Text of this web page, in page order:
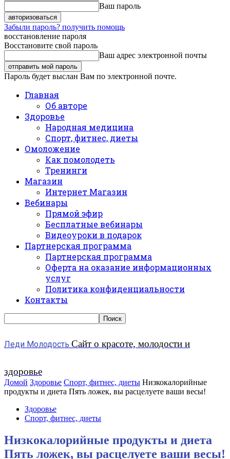
Ваш пароль
Забыли пароль? получить помощь
восстановление пароля
Восстановите свой пароль
Ваш адрес электронной почты
Пароль будет выслан Вам по электронной почте.
Главная
Об авторе
Здоровье
Народная медицина
Спорт, фитнес, диеты
Омоложение
Как помолодеть
Тренинги
Магазин
Интернет Магазин
Вебинары
Прямой эфир
Бесплатные вебинары
Видеоуроки в подарок
Партнерская программа
Партнерская программа
Оферта на оказание информационных
услуг
Политика конфиденциальности
Контакты
Леди Молодость Сайт о красоте, молодости и
здоровье
Домой Здоровье Спорт, фитнес, диеты Низкокалорийные
продукты и диета Пять ложек, вы расцелуете ваши весы!
Здоровье
Спорт, фитнес, диеты
Низкокалорийные продукты и диета
Пять ложек, вы расцелуете ваши весы!